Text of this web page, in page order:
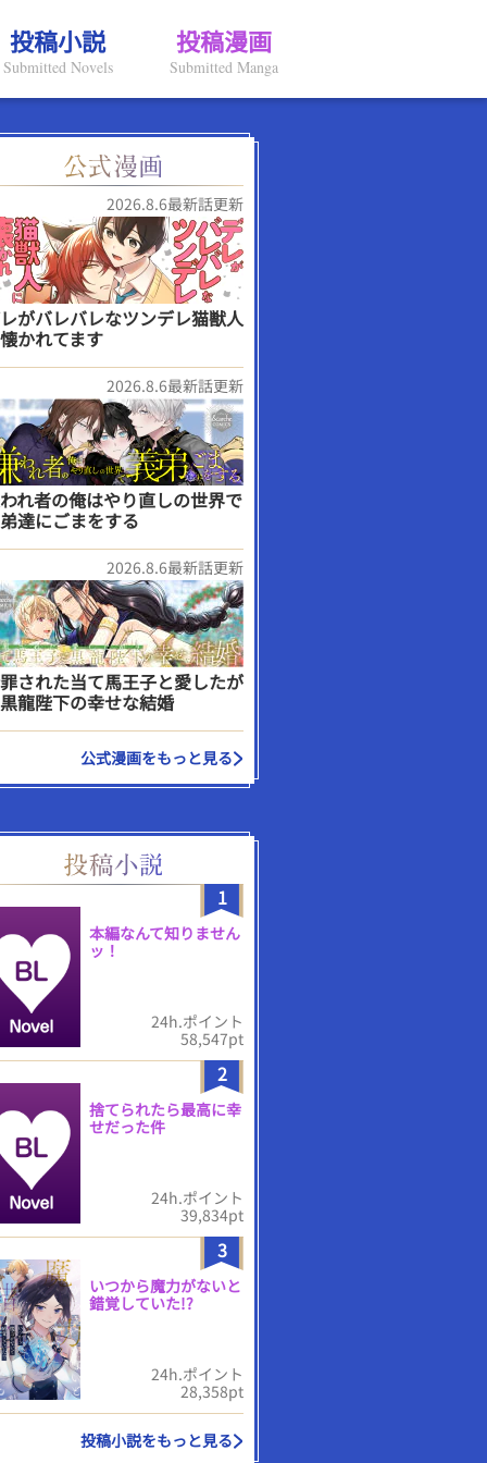
投稿小説
Submitted Novels
投稿漫画
Submitted Manga
2026.8.6最新話更新
がバレバレなツンデレ猫獣人
かれてます
2026.8.6最新話更新
れ者の俺はやり直しの世界で
達にごまをする
2026.8.6最新話更新
された当て馬王子と愛したが
龍陛下の幸せな結婚
公式漫画をもっと見る
1
本編なんて知りません
ッ！
24h.ポイント
58,547pt
2
捨てられたら最高に幸
せだった件
24h.ポイント
39,834pt
3
いつから魔力がないと
錯覚していた!?
24h.ポイント
28,358pt
投稿小説をもっと見る